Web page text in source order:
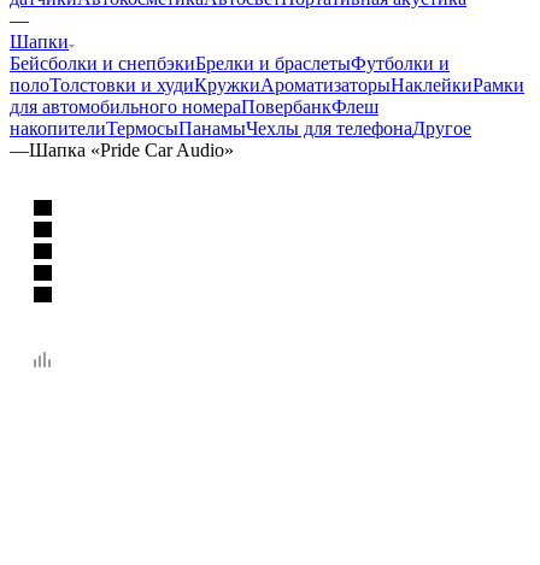
—
Шапки
Бейсболки и снепбэкиБрелки и браслетыФутболки и
полоТолстовки и худиКружкиАроматизаторыНаклейкиРамки
для автомобильного номераПовербанкФлеш
накопителиТермосыПанамыЧехлы для телефонаДругое
—Шапка «Pride Car Audio»